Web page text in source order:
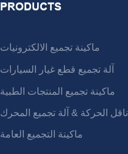
PRODUCTS
ماكينة تجميع الالكترونيات
آلة تجميع قطع غيار السيارات
ماكينة تجميع المنتجات الطبية
ناقل الحركة & آلة تجميع المحرك
ماكينة التجميع العامة